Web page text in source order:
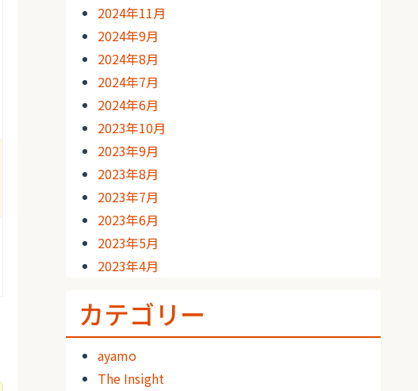
2024年11月
2024年9月
2024年8月
2024年7月
2024年6月
2023年10月
2023年9月
2023年8月
2023年7月
2023年6月
2023年5月
2023年4月
カテゴリー
ayamo
The Insight